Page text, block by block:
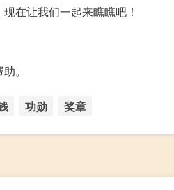
在让我们一起来瞧瞧吧！
。
功勋 奖章